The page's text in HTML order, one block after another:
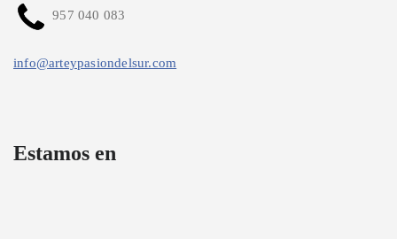
957 040 083
info@arteypasiondelsur.com
Estamos en